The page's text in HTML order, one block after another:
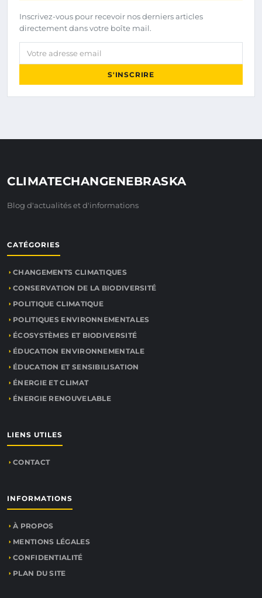
Inscrivez-vous pour recevoir nos derniers articles
directement dans votre boîte mail.
Votre adresse email
S'INSCRIRE
CLIMATECHANGENEBRASKA
Blog d'actualités et d'informations
CATÉGORIES
CHANGEMENTS CLIMATIQUES
CONSERVATION DE LA BIODIVERSITÉ
POLITIQUE CLIMATIQUE
POLITIQUES ENVIRONNEMENTALES
ÉCOSYSTÈMES ET BIODIVERSITÉ
ÉDUCATION ENVIRONNEMENTALE
ÉDUCATION ET SENSIBILISATION
ÉNERGIE ET CLIMAT
ÉNERGIE RENOUVELABLE
LIENS UTILES
CONTACT
INFORMATIONS
À PROPOS
MENTIONS LÉGALES
CONFIDENTIALITÉ
PLAN DU SITE